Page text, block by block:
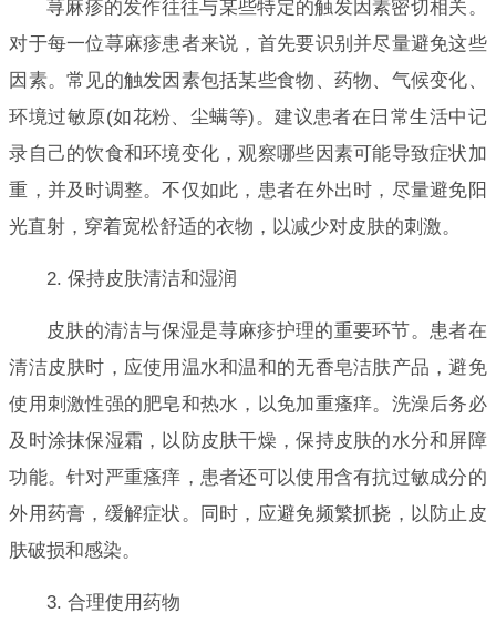
荨麻疹的发作往往与某些特定的触发因素密切相关。
对于每一位荨麻疹患者来说，首先要识别并尽量避免这些
因素。常见的触发因素包括某些食物、药物、气候变化、
环境过敏原(如花粉、尘螨等)。建议患者在日常生活中记
录自己的饮食和环境变化，观察哪些因素可能导致症状加
重，并及时调整。不仅如此，患者在外出时，尽量避免阳
光直射，穿着宽松舒适的衣物，以减少对皮肤的刺激。
2. 保持皮肤清洁和湿润
皮肤的清洁与保湿是荨麻疹护理的重要环节。患者在
清洁皮肤时，应使用温水和温和的无香皂洁肤产品，避免
使用刺激性强的肥皂和热水，以免加重瘙痒。洗澡后务必
及时涂抹保湿霜，以防皮肤干燥，保持皮肤的水分和屏障
功能。针对严重瘙痒，患者还可以使用含有抗过敏成分的
外用药膏，缓解症状。同时，应避免频繁抓挠，以防止皮
肤破损和感染。
3. 合理使用药物